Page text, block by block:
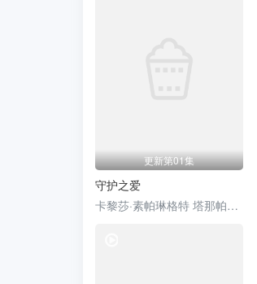
更新第01集
守护之爱
卡黎莎·素帕琳格特 塔那帕特·卡维拉 朋拉维·凯普拉帕功 娜琳迪帕·莎功昂格派 拉提帕·隆沃那潘 查卡蒙·瑟颂维塔亚 Freya·Sirinchaya 哈莉特·阿芮娅·玛格拉